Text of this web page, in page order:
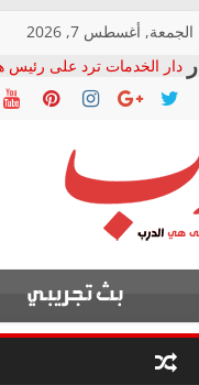
الجمعة, أغسطس 7, 2026
دار الخدمات ترد على رئيس
بعد مؤتمره الصحفي: إنكار
معاناة أصحاب المعاشات..
فرحات سليمان يكتب:
أين؟
حزب التحالف الشعبي يطلق
في الصحة” بالإسكندرية لرصد
ودعم المرضى
الوزاري لمدينة الصحفيين..
إنشاء المبنى الإداري
المجلس القومي لحقوق
متابعة قضية الدكتور محمد
قرينة البراءة وضمانات